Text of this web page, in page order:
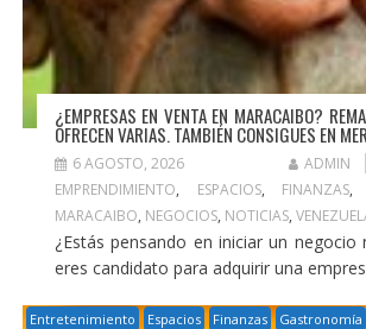
¿EMPRESAS EN VENTA EN MARACAIBO?
OFRECEN VARIAS. TAMBIÉN CONSIGUES EN
6 AGOSTO, 2026 ADMIN
EMPRENDIMIENTO, ESPACIOS, FINANZAS,
MARACAIBO, NEGOCIOS, NOTICIAS,
¿Estás pensando en iniciar un negocio
eres candidato para adquirir una
Entretenimiento Espacios Finanzas Gastronomía